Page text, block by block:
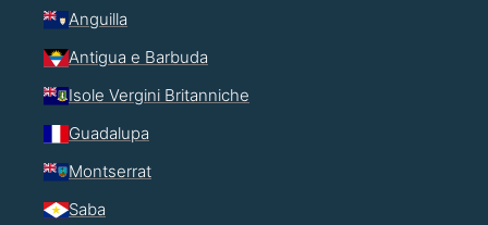
Anguilla
Antigua e Barbuda
Isole Vergini Britanniche
Guadalupa
Montserrat
Saba